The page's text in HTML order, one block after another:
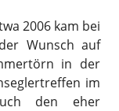
2006 kam bei
Wunsch auf
in der
im
den eher